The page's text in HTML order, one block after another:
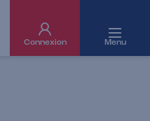
Connexion Menu